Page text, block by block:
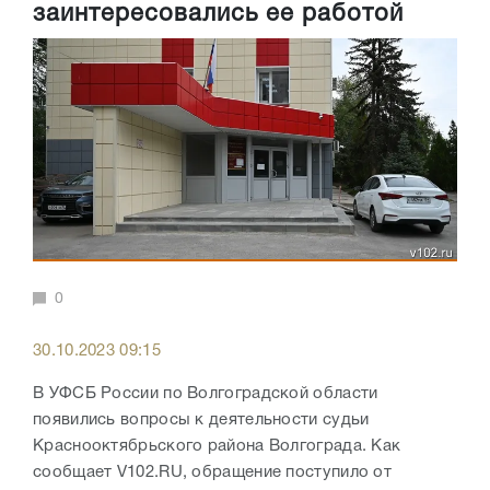
заинтересовались ее работой
0
30.10.2023 09:15
В УФСБ России по Волгоградской области
появились вопросы к деятельности судьи
Краснооктябрьского района Волгограда. Как
сообщает V102.RU, обращение поступило от